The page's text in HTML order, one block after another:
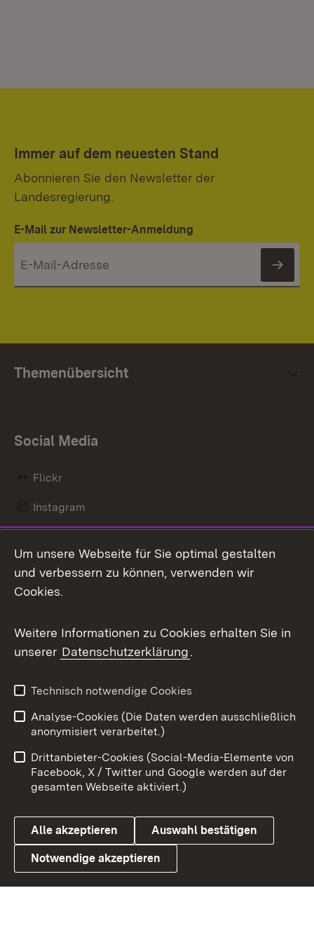
Immer auf dem neuesten Stand
Abonnieren Sie den Newsletter der
Landesregierung.
E-Mail zur Newsletter-Anmeldung
Themenübersicht
Social Media
Flickr
Instagram
Mastodon
Messenger
Social Wall
X / Twitter
Youtube
Link zum Landesportal
Benutzungshinweise
Barrierefreiheit
Datenschutz
Cookies
Um unsere Webseite für Sie optimal gestalten
und verbessern zu können, verwenden wir
Cookies.
Weitere Informationen zu Cookies erhalten Sie in
unserer Datenschutzerklärung.
Technisch notwendige Cookies
Analyse-Cookies (Die Daten werden ausschließlich
anonymisiert verarbeitet.)
Drittanbieter-Cookies (Social-Media-Elemente von
Facebook, X / Twitter und Google werden auf der
gesamten Webseite aktiviert.)
Alle akzeptieren Auswahl bestätigen
Notwendige akzeptieren